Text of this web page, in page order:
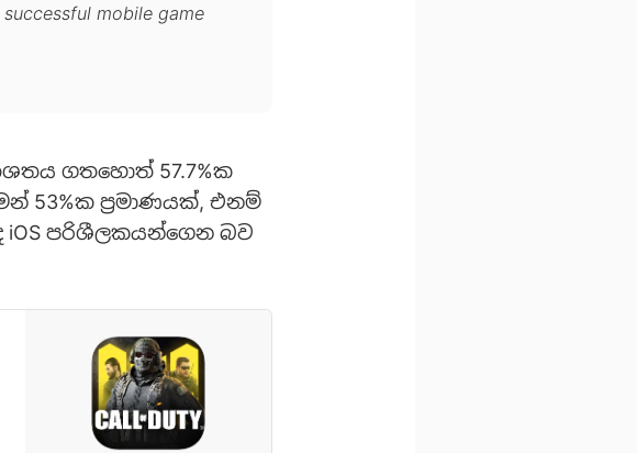
mobile game
ගතහොත් 57.7%ක
53%ක ප්‍රමාණයක්, එනම්
iOS පරිශීලකයන්ගෙන බව